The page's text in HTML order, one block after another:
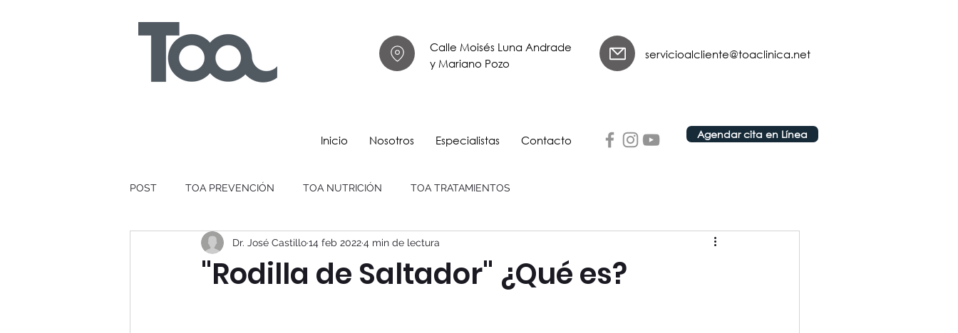
Calle Moisés Luna Andrade
y Mariano Pozo
servicioalcliente@toaclinica.net
Inicio Nosotros Especialistas Contacto Agendar cita en Línea
POST TOA PREVENCIÓN TOA NUTRICIÓN TOA TRATAMIENTOS
"Rodilla de Saltador" ¿Qué es?
Dr. José Castillo14 feb 20224 min de lectura